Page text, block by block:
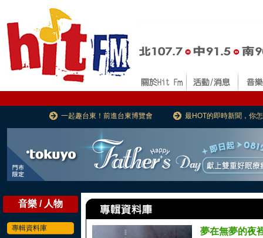
一起趣台東！前進台東博覽會 最HOT的即時新聞，你
音樂 / 人物
專輯資料庫
夢在無夢的夜